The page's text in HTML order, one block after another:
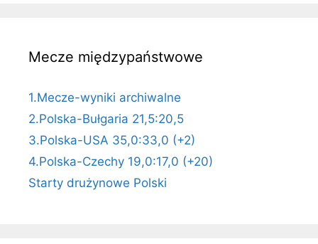
Mecze międzypaństwowe
1.Mecze-wyniki archiwalne
2.Polska-Bułgaria 21,5:20,5
3.Polska-USA 35,0:33,0 (+2)
4.Polska-Czechy 19,0:17,0 (+20)
Starty drużynowe Polski